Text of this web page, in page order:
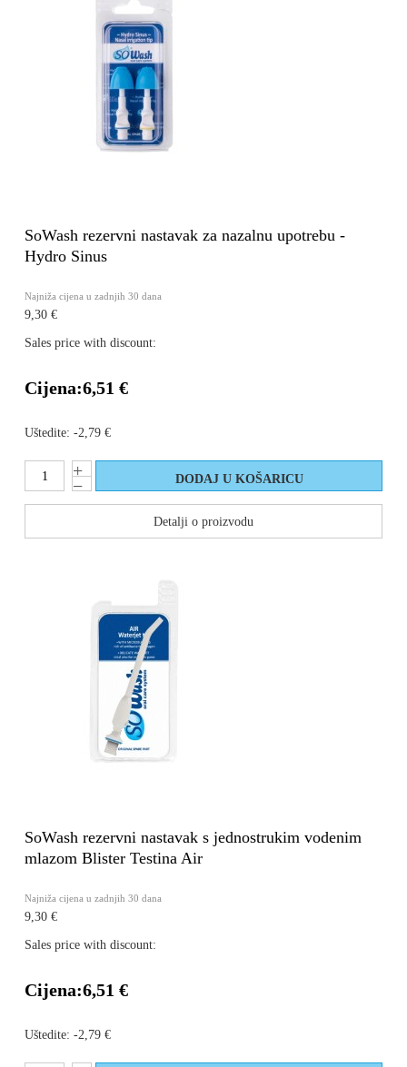
SoWash rezervni nastavak za nazalnu upotrebu -
Hydro Sinus
Najniža cijena u zadnjih 30 dana
9,30 €
Sales price with discount:
Cijena:6,51 €
Uštedite: -2,79 €
Detalji o proizvodu
SoWash rezervni nastavak s jednostrukim vodenim
mlazom Blister Testina Air
Najniža cijena u zadnjih 30 dana
9,30 €
Sales price with discount:
Cijena:6,51 €
Uštedite: -2,79 €